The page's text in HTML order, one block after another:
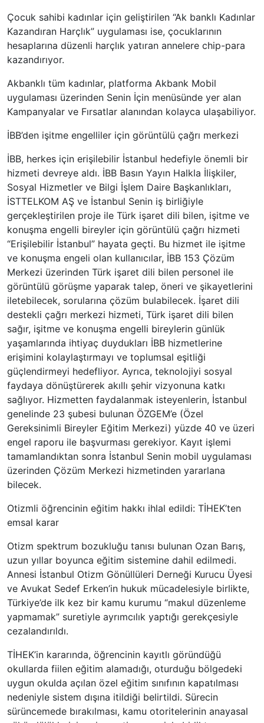
Çocuk sahibi kadınlar için geliştirilen “Ak banklı Kadınlar
Kazandıran Harçlık” uygulaması ise, çocuklarının
hesaplarına düzenli harçlık yatıran annelere chip-para
kazandırıyor.
Akbanklı tüm kadınlar, platforma Akbank Mobil
uygulaması üzerinden Senin İçin menüsünde yer alan
Kampanyalar ve Fırsatlar alanından kolayca ulaşabiliyor.
İBB’den işitme engelliler için görüntülü çağrı merkezi
İBB, herkes için erişilebilir İstanbul hedefiyle önemli bir
hizmeti devreye aldı. İBB Basın Yayın Halkla İlişkiler,
Sosyal Hizmetler ve Bilgi İşlem Daire Başkanlıkları,
İSTTELKOM AŞ ve İstanbul Senin iş birliğiyle
gerçekleştirilen proje ile Türk işaret dili bilen, işitme ve
konuşma engelli bireyler için görüntülü çağrı hizmeti
“Erişilebilir İstanbul” hayata geçti. Bu hizmet ile işitme
ve konuşma engeli olan kullanıcılar, İBB 153 Çözüm
Merkezi üzerinden Türk işaret dili bilen personel ile
görüntülü görüşme yaparak talep, öneri ve şikayetlerini
iletebilecek, sorularına çözüm bulabilecek. İşaret dili
destekli çağrı merkezi hizmeti, Türk işaret dili bilen
sağır, işitme ve konuşma engelli bireylerin günlük
yaşamlarında ihtiyaç duydukları İBB hizmetlerine
erişimini kolaylaştırmayı ve toplumsal eşitliği
güçlendirmeyi hedefliyor. Ayrıca, teknolojiyi sosyal
faydaya dönüştürerek akıllı şehir vizyonuna katkı
sağlıyor. Hizmetten faydalanmak isteyenlerin, İstanbul
genelinde 23 şubesi bulunan ÖZGEM’e (Özel
Gereksinimli Bireyler Eğitim Merkezi) yüzde 40 ve üzeri
engel raporu ile başvurması gerekiyor. Kayıt işlemi
tamamlandıktan sonra İstanbul Senin mobil uygulaması
üzerinden Çözüm Merkezi hizmetinden yararlana
bilecek.
Otizmli öğrencinin eğitim hakkı ihlal edildi: TİHEK’ten
emsal karar
Otizm spektrum bozukluğu tanısı bulunan Ozan Barış,
uzun yıllar boyunca eğitim sistemine dahil edilmedi.
Annesi İstanbul Otizm Gönüllüleri Derneği Kurucu Üyesi
ve Avukat Sedef Erken’in hukuk mücadelesiyle birlikte,
Türkiye’de ilk kez bir kamu kurumu “makul düzenleme
yapmamak” suretiyle ayrımcılık yaptığı gerekçesiyle
cezalandırıldı.
TİHEK’in kararında, öğrencinin kayıtlı göründüğü
okullarda fiilen eğitim alamadığı, oturduğu bölgedeki
uygun okulda açılan özel eğitim sınıfının kapatılması
nedeniyle sistem dışına itildiği belirtildi. Sürecin
sürüncemede bırakılması, kamu otoritelerinin anayasal